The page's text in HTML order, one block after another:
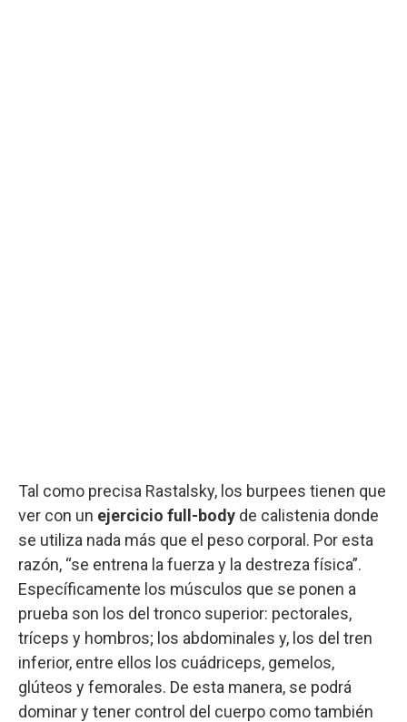
Tal como precisa Rastalsky, los burpees tienen que
ver con un ejercicio full-body de calistenia donde
se utiliza nada más que el peso corporal. Por esta
razón, “se entrena la fuerza y la destreza física”.
Específicamente los músculos que se ponen a
prueba son los del tronco superior: pectorales,
tríceps y hombros; los abdominales y, los del tren
inferior, entre ellos los cuádriceps, gemelos,
glúteos y femorales. De esta manera, se podrá
dominar y tener control del cuerpo como también